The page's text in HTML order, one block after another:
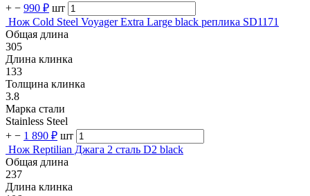
+ − 990 ₽ шт
Нож Cold Steel Voyager Extra Large black реплика SD1171
Общая длина
305
Длина клинка
133
Толщина клинка
3.8
Марка стали
Stainless Steel
+ − 1 890 ₽ шт
Нож Reptilian Джага 2 сталь D2 black
Общая длина
237
Длина клинка